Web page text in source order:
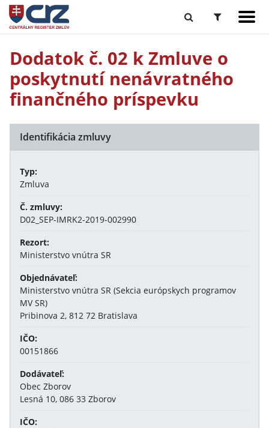
Dodatok č. 02 k Zmluve o
poskytnutí nenávratného
finančného príspevku
Identifikácia zmluvy
Typ:
Zmluva
Č. zmluvy:
D02_SEP-IMRK2-2019-002990
Rezort:
Ministerstvo vnútra SR
Objednávateľ:
Ministerstvo vnútra SR (Sekcia európskych programov
MV SR)
Pribinova 2, 812 72 Bratislava
IČO:
00151866
Dodávateľ:
Obec Zborov
Lesná 10, 086 33 Zborov
IČO: